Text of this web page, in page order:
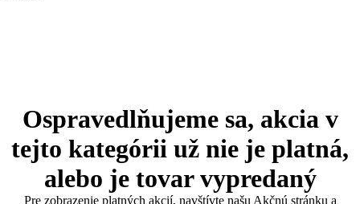
Ospravedlňujeme sa, akcia v
tejto kategórii už nie je platná,
alebo je tovar vypredaný
Pre zobrazenie platných akcií, navštívte našu Akčnú stránku a